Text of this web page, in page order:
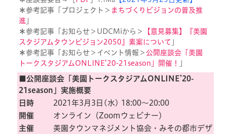
＊ 参考記事「プロジェクト＞ まちづくりビジョンの普及推
進
＊ 参考記事「お知らせ＞UDCMiから＞
【意見募集】『美園
スタジアムタウンビジョン2050』素案について
＊ 参考記事「お知らせ＞イベント情報＞ 公開座談会「美園
トークスタジアムONLINE’20-21season」開催！
■公開座談会「美園トークスタジアムONLINE’20-
21season」実施概要
日時
2021年3月3日(水) 18:00〜20:00
開催
オンライン（Zoomウェビナー）
主催
美園タウンマネジメント協会・みその都市デザ